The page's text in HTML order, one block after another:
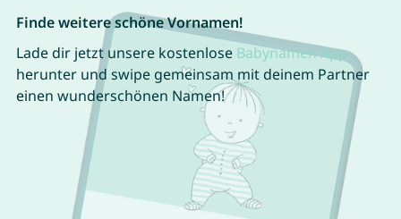
Finde weitere schöne Vornamen!
Lade dir jetzt unsere kostenlose Babynamen App
herunter und swipe gemeinsam mit deinem Partner
einen wunderschönen Namen!